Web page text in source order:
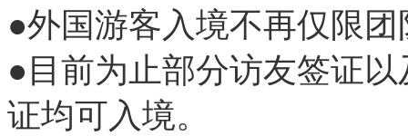
●外国游客入境不再仅限
●目前为止部分访友签证
证均可入境。